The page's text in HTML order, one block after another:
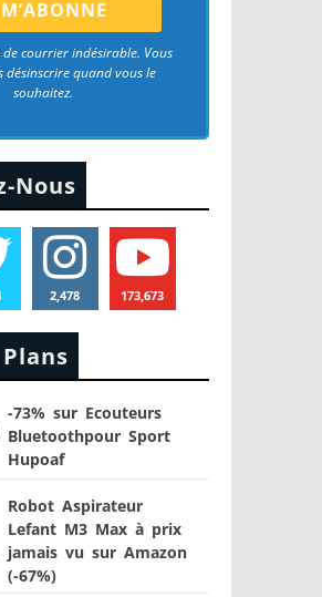
de courrier indésirable. Vous
désinscrire quand vous le
souhaitez.
Nous
2,478 173,673
-73% sur Ecouteurs
Bluetoothpour Sport
Hupoaf
Robot Aspirateur
Lefant M3 Max à prix
jamais vu sur Amazon
(-67%)